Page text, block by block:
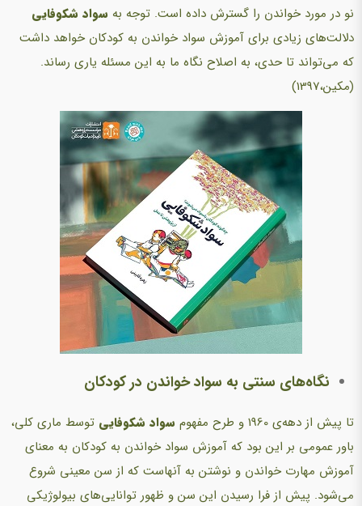
نو در مورد خواندن را گسترش داده است. توجه به سواد شکوفایی
دلالت‌های زیادی برای آموزش سواد خواندن به کودکان خواهد داشت
که می‌تواند تا حدی، به اصلاح نگاه ما به این مسئله یاری رساند.
(مکین،1397)
نگاه‌های سنتی به سواد خواندن در کودکان
تا پیش از دهه‌ی 1960 و طرح مفهوم سواد شکوفایی توسط ماری کلی،
باور عمومی بر این بود که آموزش سواد خواندن به کودکان به معنای
آموزش مهارت خواندن و نوشتن به آنهاست که از سن معینی شروع
می‌شود. پیش از فرا رسیدن این سن و ظهور توانایی‌های بیولوژیکی